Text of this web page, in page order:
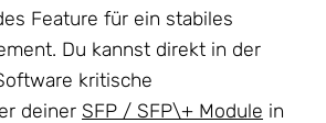
Feature für ein stabiles
Du kannst direkt in der
kritische
deiner SFP / SFP\+ Module in